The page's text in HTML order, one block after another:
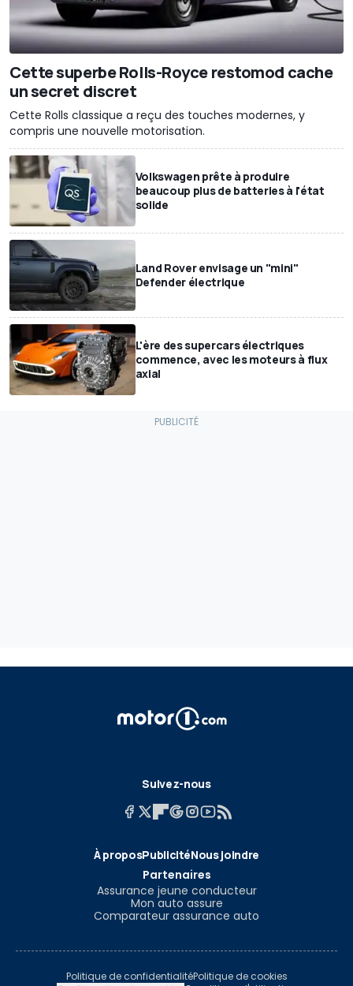
Cette superbe Rolls-Royce restomod cache
un secret discret
Cette Rolls classique a reçu des touches modernes, y
compris une nouvelle motorisation.
Volkswagen prête à produire
beaucoup plus de batteries à l'état
solide
Land Rover envisage un "mini"
Defender électrique
L'ère des supercars électriques
commence, avec les moteurs à flux
axial
Suivez-nous
À proposPublicitéNous joindre
Partenaires
Assurance jeune conducteur
Mon auto assure
Comparateur assurance auto
Politique de confidentialitéPolitique de cookies